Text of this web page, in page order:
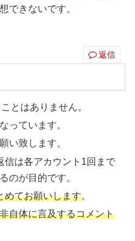
できないです。
返信
とはありません。
っています。
い致します。
信は各アカウント1回まで
のが目的です。
めてお願いします。
自体に言及するコメント